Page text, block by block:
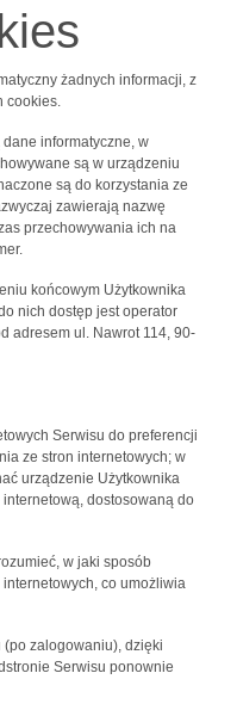
żadnych informacji, z
cookies.
dane informatyczne, w
są w urządzeniu
są do korzystania ze
zawierają nazwę
przechowywania ich na
końcowym Użytkownika
nich dostęp jest operator
adresem ul. Nawrot 114, 90-
Serwisu do preferencji
ze stron internetowych; w
urządzenie Użytkownika
dostosowaną do
w jaki sposób
co umożliwia
zalogowaniu), dzięki
Serwisu ponownie